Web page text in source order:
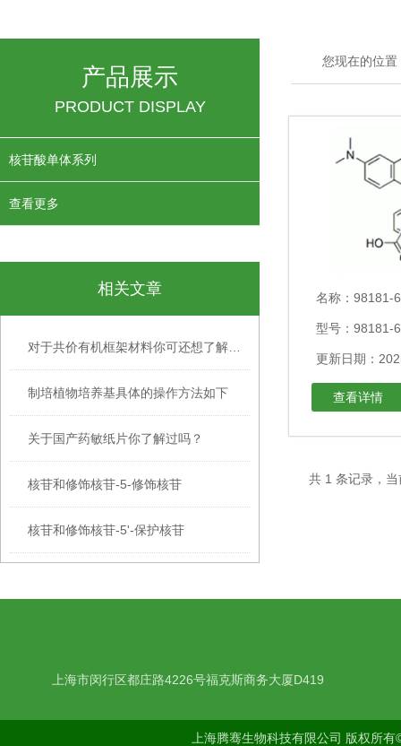
产品展示
PRODUCT DISPLAY
核苷酸单体系列
查看更多
相关文章
制培植物培养基具体的操作方法如下
关于国产药敏纸片你了解过吗？
核苷和修饰核苷-5-修饰核苷
核苷和修饰核苷-5'-保护核苷
您现在的位置
名称： 98181-
型号：98181-
更新日期：
查看详情
共 1 条记录，
上海市闵行区都庄路4226号福克斯商务大厦D419
上海腾骞生物科技有限公司 版权所